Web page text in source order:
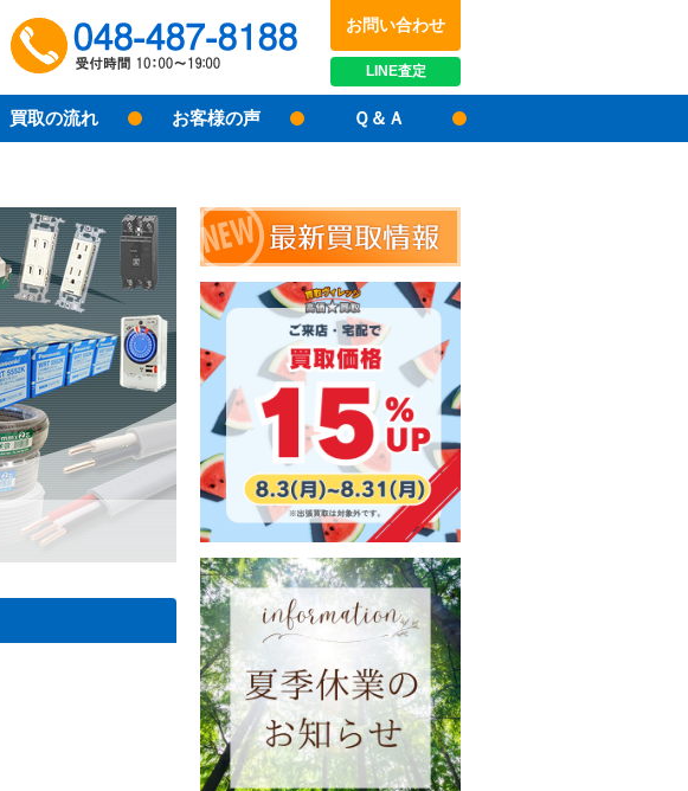
LINE査定
048-487-8188受付時間：10:00～17:00
お問い合わせ
買取の流れ お客様の声 Ｑ＆Ａ
の買取｜埼玉県川越市木野目の施工会社様